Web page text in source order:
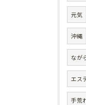
元気
沖縄
なが
エス
手荒